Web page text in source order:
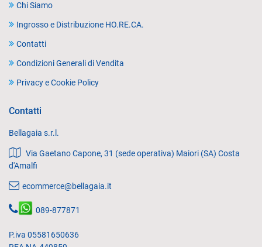
Chi Siamo
Ingrosso e Distribuzione HO.RE.CA.
Contatti
Condizioni Generali di Vendita
Privacy e Cookie Policy
Contatti
Bellagaia s.r.l.
Via Gaetano Capone, 31 (sede operativa) Maiori (SA) Costa
d'Amalfi
ecommerce@bellagaia.it
089-877871
P.iva 05581650636